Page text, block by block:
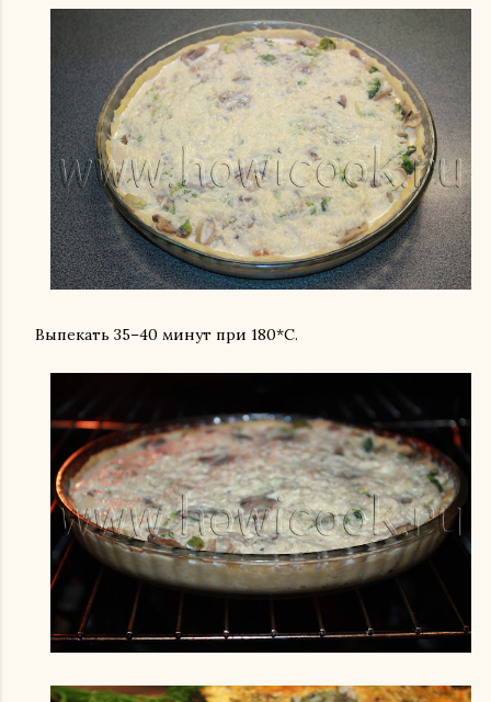
Выпекать 35–40 минут при 180*С.